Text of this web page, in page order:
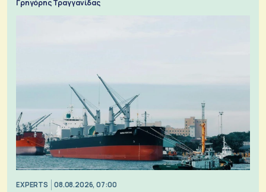
Γρηγόρης Τραγγανίδας
EXPERTS 08.08.2026, 07:00